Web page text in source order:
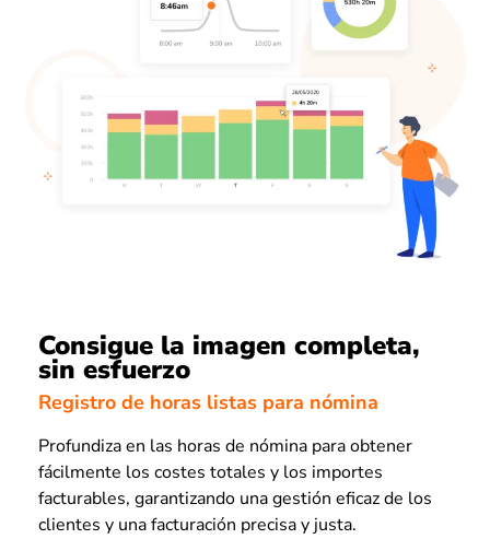
Consigue la imagen completa,
sin esfuerzo
Registro de horas listas para nómina
Profundiza en las horas de nómina para obtener
fácilmente los costes totales y los importes
facturables, garantizando una gestión eficaz de los
clientes y una facturación precisa y justa.